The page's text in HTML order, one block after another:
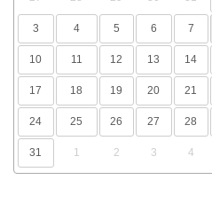
3 4 5 6 7
10 11 12 13 14
17 18 19 20 21
24 25 26 27 28
31 1 2 3 4